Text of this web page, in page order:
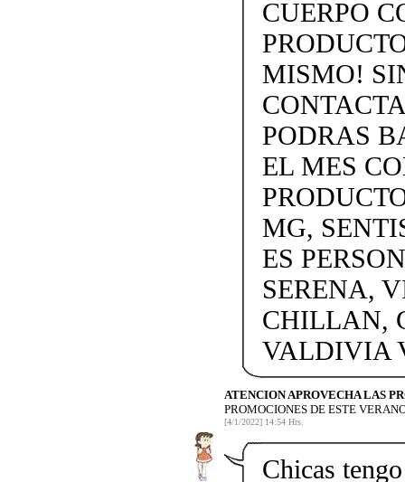
CUERPO
MISMO!
PODRAS
EL MES
MG,
ES
SERENA,
CHILLAN,
VALDIVIA
ATENCION APROVECHA LAS
PROMOCIONES DE ESTE
[4/1/2022] 14:54 Hrs.
Chicas